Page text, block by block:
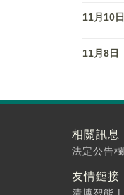
11月10日
11月8日
相關訊息
法定公告欄
友情鏈接